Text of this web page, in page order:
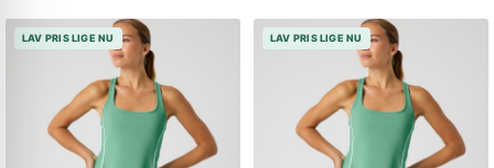
LAV PRIS LIGE NU LAV PRIS LIGE NU